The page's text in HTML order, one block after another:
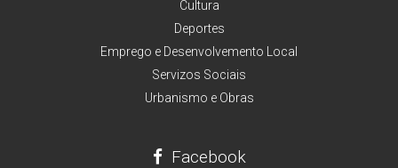
Cultura
Deportes
Emprego e Desenvolvemento Local
Servizos Sociais
Urbanismo e Obras
Facebook